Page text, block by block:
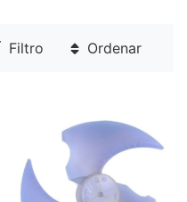
Filtro Ordenar